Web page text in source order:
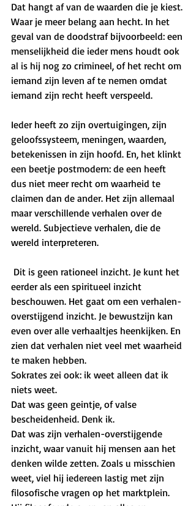
Dat hangt af van de waarden die je kiest.
Waar je meer belang aan hecht. In het
geval van de doodstraf bijvoorbeeld: een
menselijkheid die ieder mens houdt ook
al is hij nog zo crimineel, of het recht om
iemand zijn leven af te nemen omdat
iemand zijn recht heeft verspeeld.
Ieder heeft zo zijn overtuigingen, zijn
geloofssysteem, meningen, waarden,
betekenissen in zijn hoofd. En, het klinkt
een beetje postmodern: de een heeft
dus niet meer recht om waarheid te
claimen dan de ander. Het zijn allemaal
maar verschillende verhalen over de
wereld. Subjectieve verhalen, die de
wereld interpreteren.
eerder als een spiritueel inzicht
beschouwen. Het gaat om een verhalen-
overstijgend inzicht. Je bewustzijn kan
even over alle verhaaltjes heenkijken. En
zien dat verhalen niet veel met waarheid
te maken hebben.
Sokrates zei ook: ik weet alleen dat ik
niets weet.
Dat was geen geintje, of valse
bescheidenheid. Denk ik.
Dat was zijn verhalen-overstijgende
inzicht, waar vanuit hij mensen aan het
denken wilde zetten. Zoals u misschien
weet, viel hij iedereen lastig met zijn
filosofische vragen op het marktplein.